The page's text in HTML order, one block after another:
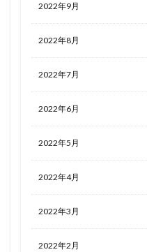
2022年9月
2022年8月
2022年7月
2022年6月
2022年5月
2022年4月
2022年3月
2022年2月